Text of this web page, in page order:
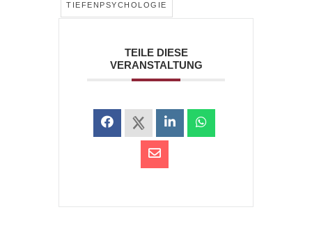
TIEFENPSYCHOLOGIE
TEILE DIESE
VERANSTALTUNG